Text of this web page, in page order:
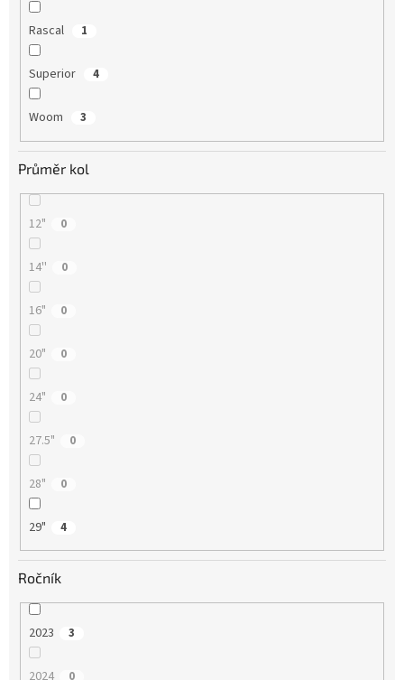
Rascal 1
Superior 4
Woom 3
Průměr kol
12" 0
14'' 0
16" 0
20" 0
24" 0
27.5" 0
28" 0
29" 4
Ročník
2023 3
0